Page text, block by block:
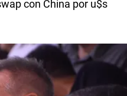
con China por u$s